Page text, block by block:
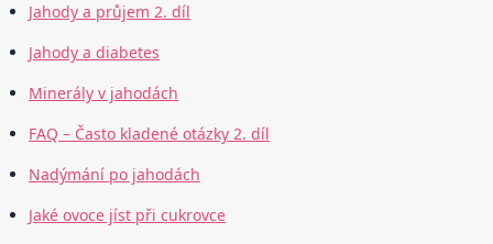
Jahody a průjem 2. díl
Jahody a diabetes
Minerály v jahodách
FAQ – Často kladené otázky 2. díl
Nadýmání po jahodách
Jaké ovoce jíst při cukrovce